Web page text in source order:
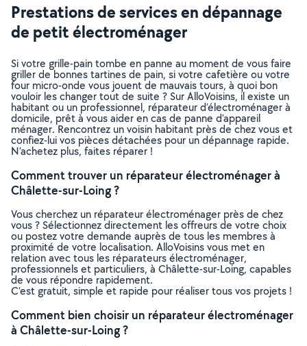
Prestations de services en dépannage
de petit électroménager
Si votre grille-pain tombe en panne au moment de vous faire
griller de bonnes tartines de pain, si votre cafetière ou votre
four micro-onde vous jouent de mauvais tours, à quoi bon
vouloir les changer tout de suite ? Sur AlloVoisins, il existe un
habitant ou un professionnel, réparateur d’électroménager à
domicile, prêt à vous aider en cas de panne d’appareil
ménager. Rencontrez un voisin habitant près de chez vous et
confiez-lui vos pièces détachées pour un dépannage rapide.
N’achetez plus, faites réparer !
Comment trouver un réparateur électroménager à
Châlette-sur-Loing ?
Vous cherchez un réparateur électroménager près de chez
vous ? Sélectionnez directement les offreurs de votre choix
ou postez votre demande auprès de tous les membres à
proximité de votre localisation. AlloVoisins vous met en
relation avec tous les réparateurs électroménager,
professionnels et particuliers, à Châlette-sur-Loing, capables
de vous répondre rapidement.
C’est gratuit, simple et rapide pour réaliser tous vos projets !
Comment bien choisir un réparateur électroménager
à Châlette-sur-Loing ?